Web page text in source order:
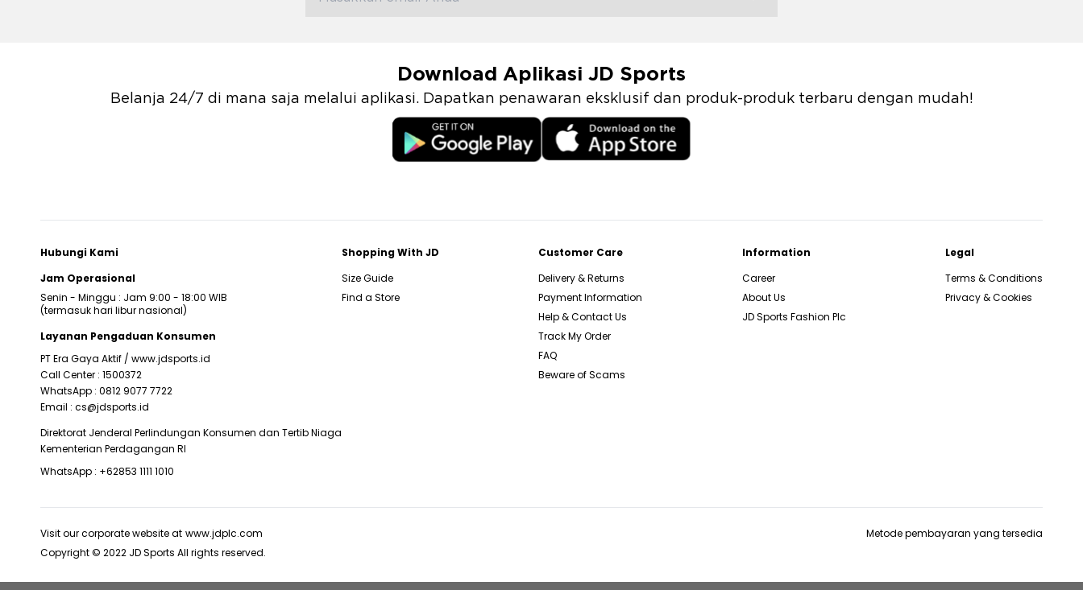
Download Aplikasi JD Sports
Belanja 24/7 di mana saja melalui aplikasi. Dapatkan penawaran eksklusif dan produk-produk terbaru dengan mudah!
Hubungi Kami
Jam Operasional
Senin - Minggu : Jam 9:00 - 18:00 WIB
(termasuk hari libur nasional)
Layanan Pengaduan Konsumen
PT Era Gaya Aktif / www.jdsports.id
Call Center : 1500372
WhatsApp : 0812 9077 7722
Email : cs@jdsports.id
Direktorat Jenderal Perlindungan Konsumen dan Tertib Niaga
Kementerian Perdagangan RI
WhatsApp : +62853 1111 1010
Shopping With JD
Size Guide
Find a Store
Customer Care
Delivery & Returns
Payment Information
Help & Contact Us
Track My Order
FAQ
Beware of Scams
Information
Career
About Us
JD Sports Fashion Plc
Legal
Terms & Conditions
Privacy & Cookies
Visit our corporate website at www.jdplc.com
Copyright © 2022 JD Sports All rights reserved.
Metode pembayaran yang tersedia